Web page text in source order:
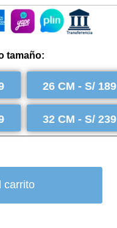
tamaño:
26 CM - S/ 189
32 CM - S/ 239
carrito